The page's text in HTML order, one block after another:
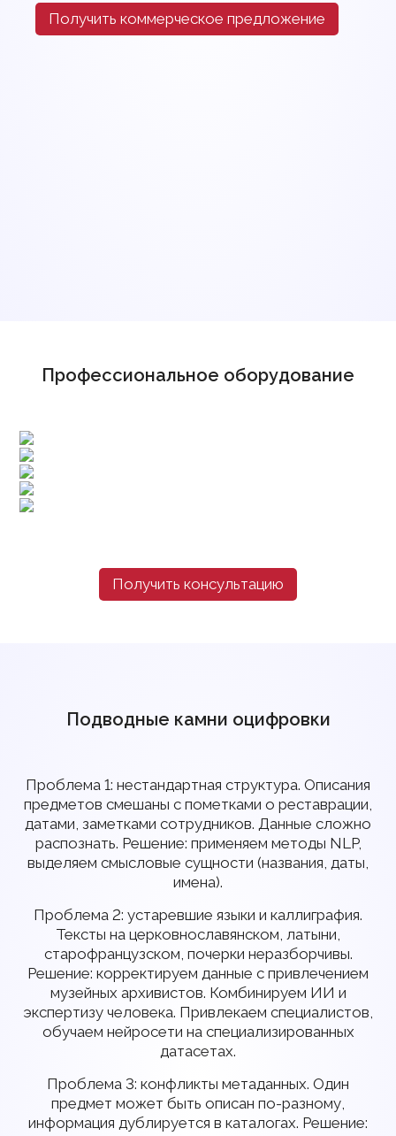
Получить коммерческое предложение
Профессиональное оборудование
Получить консультацию
Подводные камни оцифровки
Проблема 1: нестандартная структура. Описания
предметов смешаны с пометками о реставрации,
датами, заметками сотрудников. Данные сложно
распознать. Решение: применяем методы NLP,
выделяем смысловые сущности (названия, даты,
имена).
Проблема 2: устаревшие языки и каллиграфия.
Тексты на церковнославянском, латыни,
старофранцузском, почерки неразборчивы.
Решение: корректируем данные с привлечением
музейных архивистов. Комбинируем ИИ и
экспертизу человека. Привлекаем специалистов,
обучаем нейросети на специализированных
датасетах.
Проблема 3: конфликты метаданных. Один
предмет может быть описан по-разному,
информация дублируется в каталогах. Решение: